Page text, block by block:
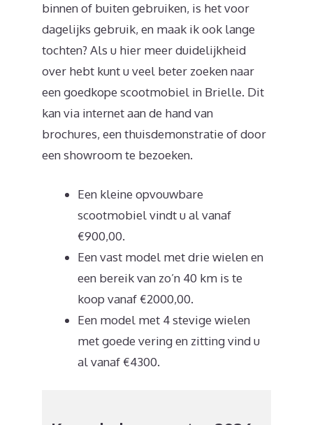
binnen of buiten gebruiken, is het voor
dagelijks gebruik, en maak ik ook lange
tochten? Als u hier meer duidelijkheid
over hebt kunt u veel beter zoeken naar
een goedkope scootmobiel in Brielle. Dit
kan via internet aan de hand van
brochures, een thuisdemonstratie of door
een showroom te bezoeken.
Een kleine opvouwbare
scootmobiel vindt u al vanaf
€900,00.
Een vast model met drie wielen en
een bereik van zo’n 40 km is te
koop vanaf €2000,00.
Een model met 4 stevige wielen
met goede vering en zitting vind u
al vanaf €4300.